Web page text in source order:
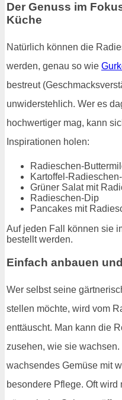
Der Genuss im
Küche
Natürlich können die
werden, genau so wie
bestreut
unwiderstehlich. Wer es
hochwertiger mag, kann
Inspirationen holen:
Radieschen-
Kartoffel-
Grüner Salat mit
Radieschen-Dip
Pancakes mit
Auf jeden Fall können sie
bestellt werden.
Einfach anbauen
Wer selbst seine
stellen möchte, wird vom
enttäuscht. Man kann die
zusehen, wie sie wachsen.
wachsendes Gemüse mit
besondere Pflege. Oft